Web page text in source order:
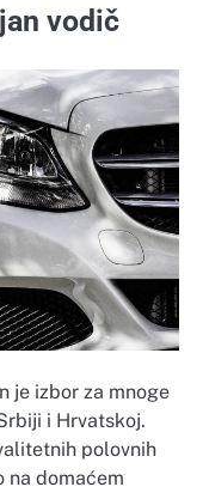
vodič
je izbor za mnoge
i Hrvatskoj.
polovnih
na domaćem